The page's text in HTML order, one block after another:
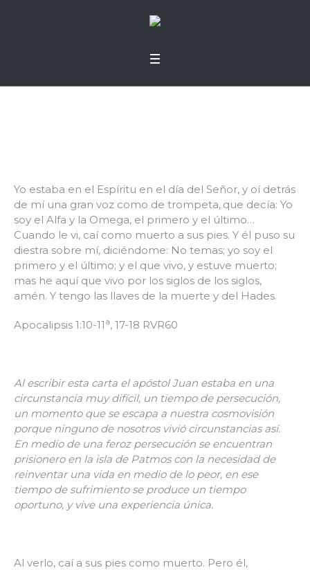
Yo estaba en el Espíritu en el día del Señor, y oí detrás
de mí una gran voz como de trompeta, que decía: Yo
soy el Alfa y la Omega, el primero y el último…
Cuando le vi, caí como muerto a sus pies. Y él puso su
diestra sobre mí, diciéndome: No temas; yo soy el
primero y el último; y el que vivo, y estuve muerto;
mas he aquí que vivo por los siglos de los siglos,
amén. Y tengo las llaves de la muerte y del Hades.
Apocalipsis 1:10-11 a, 17-18 RVR60
Al escribir esta carta el apóstol Juan estaba en una
circunstancia muy difícil, un tiempo de persecución,
un momento que se escapa a nuestra cosmovisión
porque ninguno de nosotros vivió circunstancias así.
En medio de una feroz persecución se encuentran
prisionero en la isla de Patmos con la necesidad de
reinventar una vida en medio de lo peor, en ese
tiempo de sufrimiento se produce un tiempo
oportuno, y vive una experiencia única.
Al verlo, caí a sus pies como muerto. Pero él,